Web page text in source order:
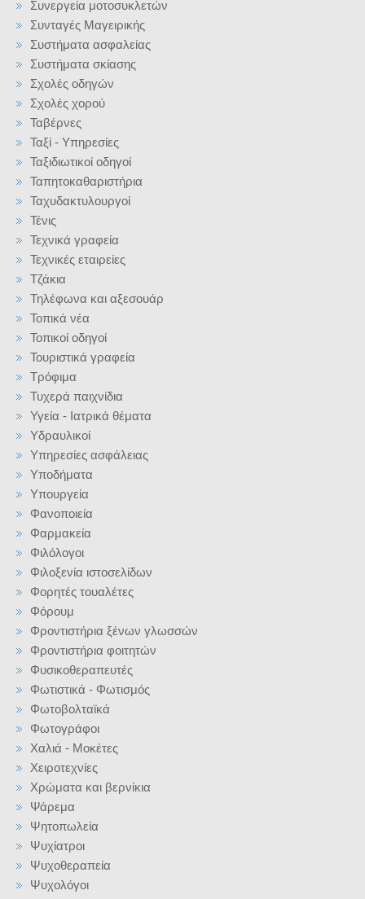
Συνεργεία μοτοσυκλετών
Συνταγές Μαγειρικής
Συστήματα ασφαλείας
Συστήματα σκίασης
Σχολές οδηγών
Σχολές χορού
Ταβέρνες
Ταξί - Υπηρεσίες
Ταξιδιωτικοί οδηγοί
Ταπητοκαθαριστήρια
Ταχυδακτυλουργοί
Τένις
Τεχνικά γραφεία
Τεχνικές εταιρείες
Τζάκια
Τηλέφωνα και αξεσουάρ
Τοπικά νέα
Τοπικοί οδηγοί
Τουριστικά γραφεία
Τρόφιμα
Τυχερά παιχνίδια
Υγεία - Ιατρικά θέματα
Υδραυλικοί
Υπηρεσίες ασφάλειας
Υποδήματα
Υπουργεία
Φανοποιεία
Φαρμακεία
Φιλόλογοι
Φιλοξενία ιστοσελίδων
Φορητές τουαλέτες
Φόρουμ
Φροντιστήρια ξένων γλωσσών
Φροντιστήρια φοιτητών
Φυσικοθεραπευτές
Φωτιστικά - Φωτισμός
Φωτοβολταϊκά
Φωτογράφοι
Χαλιά - Μοκέτες
Χειροτεχνίες
Χρώματα και βερνίκια
Ψάρεμα
Ψητοπωλεία
Ψυχίατροι
Ψυχοθεραπεία
Ψυχολόγοι